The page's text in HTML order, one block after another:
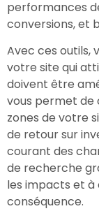
performances
conversions, et
Avec ces outils,
votre site qui
doivent être
vous permet de
zones de votre
de retour sur
courant des
de recherche
les impacts et
conséquence.